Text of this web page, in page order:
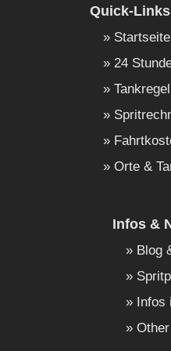
Quick-Links
24
Orte &
Infos &
Blog
Infos